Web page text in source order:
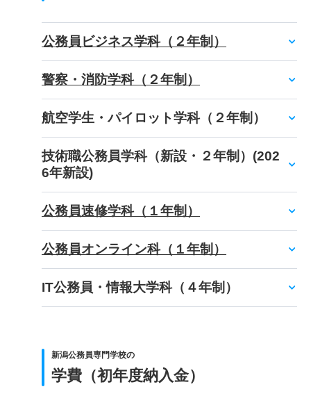
公務員ビジネス学科（２年制）
警察・消防学科（２年制）
航空学生・パイロット学科（２年制）
技術職公務員学科（新設・２年制）(202
6年新設)
公務員速修学科（１年制）
公務員オンライン科（１年制）
IT公務員・情報大学科（４年制）
新潟公務員専門学校の
学費（初年度納入金）